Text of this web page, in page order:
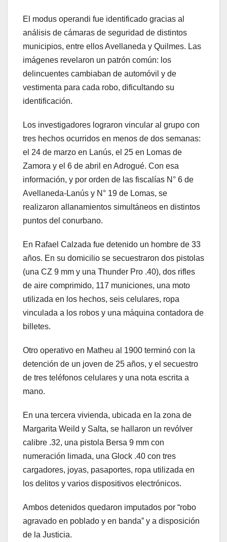
El modus operandi fue identificado gracias al
análisis de cámaras de seguridad de distintos
municipios, entre ellos Avellaneda y Quilmes. Las
imágenes revelaron un patrón común: los
delincuentes cambiaban de automóvil y de
vestimenta para cada robo, dificultando su
identificación.
Los investigadores lograron vincular al grupo con
tres hechos ocurridos en menos de dos semanas:
el 24 de marzo en Lanús, el 25 en Lomas de
Zamora y el 6 de abril en Adrogué. Con esa
información, y por orden de las fiscalías N° 6 de
Avellaneda-Lanús y N° 19 de Lomas, se
realizaron allanamientos simultáneos en distintos
puntos del conurbano.
En Rafael Calzada fue detenido un hombre de 33
años. En su domicilio se secuestraron dos pistolas
(una CZ 9 mm y una Thunder Pro .40), dos rifles
de aire comprimido, 117 municiones, una moto
utilizada en los hechos, seis celulares, ropa
vinculada a los robos y una máquina contadora de
billetes.
Otro operativo en Matheu al 1900 terminó con la
detención de un joven de 25 años, y el secuestro
de tres teléfonos celulares y una nota escrita a
mano.
En una tercera vivienda, ubicada en la zona de
Margarita Weild y Salta, se hallaron un revólver
calibre .32, una pistola Bersa 9 mm con
numeración limada, una Glock .40 con tres
cargadores, joyas, pasaportes, ropa utilizada en
los delitos y varios dispositivos electrónicos.
Ambos detenidos quedaron imputados por “robo
agravado en poblado y en banda” y a disposición
de la Justicia.